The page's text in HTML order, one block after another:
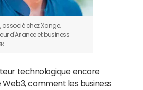
associé chez Xange,
d'Arianee et business
technologique encore
comment les business